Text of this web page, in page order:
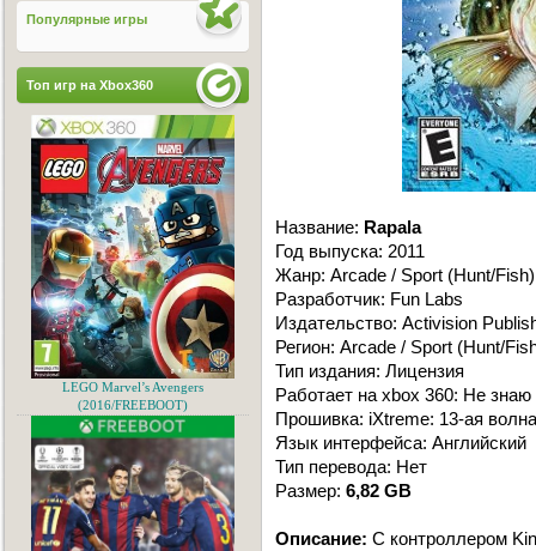
Название: Rapala
Год выпуска: 2011
Жанр: Arcade / Sport (Hunt/
Разработчик: Fun Labs
Издательство: Activision
Регион: Arcade / Sport (Hunt/
Тип издания: Лицензия
Работает на xbox 360: Не знаю
Прошивка: iXtreme: 13-ая волна
Язык интерфейса: Английский
Тип перевода: Нет
Размер: 6,82 GB
Описание: С контроллером
Популярные игры
Топ игр на Xbox360
LEGO Marvel’s Avengers
(2016/FREEBOOT)